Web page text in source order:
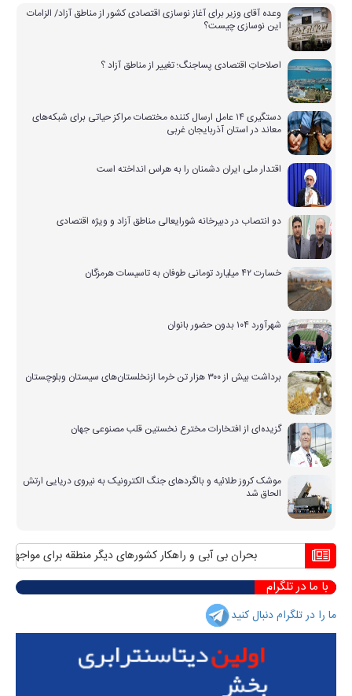
وعده آقای وزیر برای آغاز نوسازی اقتصادی کشور از مناطق آزاد/ الزامات
این نوسازی چیست؟
اصلاحاتِ اقتصادی پساجنگ؛ تغییر از مناطق آزاد ؟
دستگیری ۱۴ عامل ارسال کننده مختصات مراکز حیاتی برای شبکه‌های
معاند در استان آذربایجان غربی
اقتدار ملی ایران دشمنان را به هراس انداخته است
دو انتصاب در دبیرخانه شورایعالی مناطق آزاد و ویژه اقتصادی
خسارت ۴۲ میلیارد تومانی طوفان به تاسیسات هرمزگان
شهرآورد ۱۰۴ بدون حضور بانوان
برداشت بیش از ۳۰۰ هزار تن خرما ازنخلستان‌های سیستان وبلوچستان
گزیده‌ای از افتخارات مخترع نخستین قلب مصنوعی جهان
موشک کروز طلائیه و بالگردهای جنگ الکترونیک به نیروی دریایی ارتش
الحاق شد
بحران بی آبی و راهکار کشورهای دیگر منطقه برای مواجهه با آن
با ما در تلگرام
ما را در تلگرام دنبال کنید